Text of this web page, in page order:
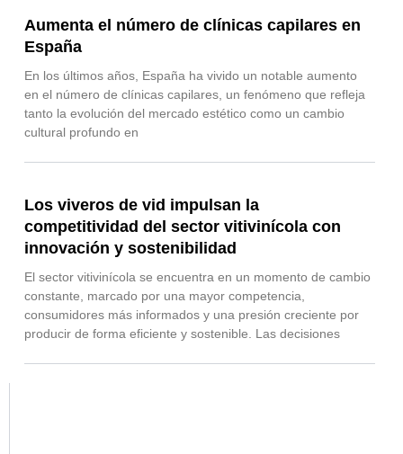
Aumenta el número de clínicas capilares en
España
En los últimos años, España ha vivido un notable aumento
en el número de clínicas capilares, un fenómeno que refleja
tanto la evolución del mercado estético como un cambio
cultural profundo en
Los viveros de vid impulsan la
competitividad del sector vitivinícola con
innovación y sostenibilidad
El sector vitivinícola se encuentra en un momento de cambio
constante, marcado por una mayor competencia,
consumidores más informados y una presión creciente por
producir de forma eficiente y sostenible. Las decisiones